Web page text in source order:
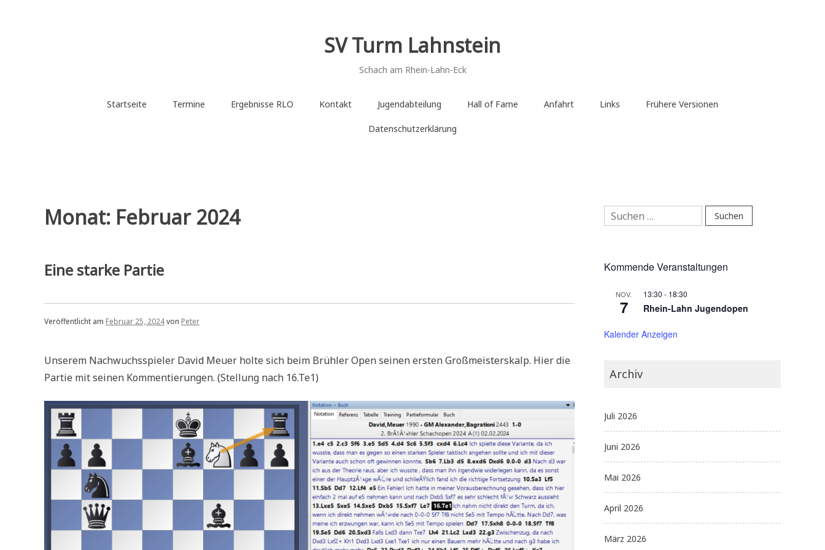
SV Turm Lahnstein
Schach am Rhein-Lahn-Eck
Startseite Termine Ergebnisse RLO Kontakt Jugendabteilung Hall of Fame Anfahrt Links Frühere Versionen
Datenschutzerklärung
Monat: Februar 2024
Eine starke Partie
Veröffentlicht am Februar 25, 2024von Peter
Unserem Nachwuchsspieler David Meuer holte sich beim Brühler Open seinen ersten Großmeisterskalp. Hier die
Partie mit seinen Kommentierungen. (Stellung nach 16.Te1)
Suchen
nach:
Kommende Veranstaltungen
NOV.
7
13:30 - 18:30
Rhein-Lahn Jugendopen
Kalender Anzeigen
Archiv
Juli 2026
Juni 2026
Mai 2026
April 2026
März 2026